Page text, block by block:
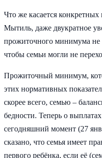
Что же касается
Мытиль, даже двукратное
прожиточного минимума не
чтобы семьи могли не
Прожиточный минимум,
этих нормативных
скорее всего, семью –
бедности. Теперь о
сегодняшний момент (27
сказано, что семья имеет
первого ребёнка, если её